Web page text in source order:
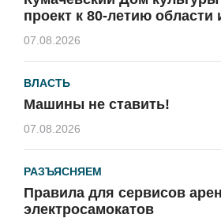
проект к 80-летию области
07.08.2026
ВЛАСТЬ
Машины не ставить!
07.08.2026
РАЗЪЯСНЯЕМ
Правила для сервисов
электросамокатов